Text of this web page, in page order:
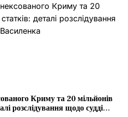
Криму та 20 мільйонів
розслідування щодо судді